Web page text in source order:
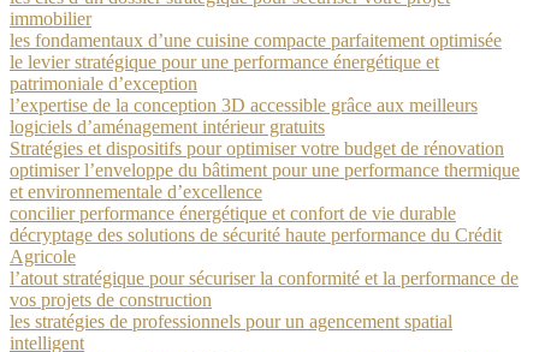
immobilier
les fondamentaux d’une cuisine compacte parfaitement optimisée
le levier stratégique pour une performance énergétique et
patrimoniale d’exception
l’expertise de la conception 3D accessible grâce aux meilleurs
logiciels d’aménagement intérieur gratuits
Stratégies et dispositifs pour optimiser votre budget de rénovation
optimiser l’enveloppe du bâtiment pour une performance thermique
et environnementale d’excellence
concilier performance énergétique et confort de vie durable
décryptage des solutions de sécurité haute performance du Crédit
Agricole
l’atout stratégique pour sécuriser la conformité et la performance de
vos projets de construction
les stratégies de professionnels pour un agencement spatial
intelligent